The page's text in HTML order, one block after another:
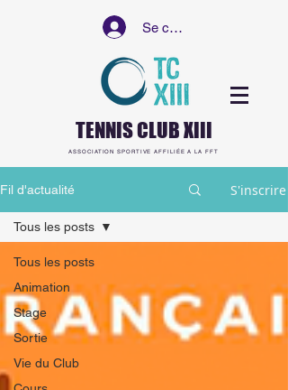
Se connecter
TENNIS CLUB XIII
ASSOCIATION SPORTIVE AFFILIÉE A LA FFT
Fil d'actualité S'inscrire
Tous les posts
Animation
Stage
Sortie
Vie du Club
Tous les posts